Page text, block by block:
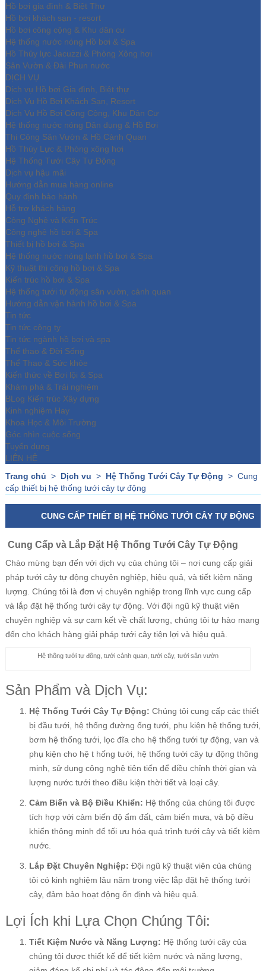
Hồ bơi gia đình & Biệt Thự
Hồ bơi khách sạn - resort
Hồ bơi công cộng & Khu dân cư
Hệ thống nước nóng Hồ bơi & Spa
Hồ Thủy lực Jacuzzi & Phòng Xông hơi
Sân Vườn & Đài Phun nước
DỊCH VỤ
Dịch vụ Hồ bơi Gia đình, Biệt thự
Dịch Vụ Hồ Bơi Khách Sạn, Resort
Dịch Vụ Hồ Bơi Công Cộng, Khu Dân Cư
Hệ thống nước nóng Dân dụng & Hồ Bơi
Thi Công Sân Vườn & Hồ Cảnh Quan
Hồ Thủy Lực & Phòng xông hơi
Hệ Thống Tưới Cây Tự Động
Dịch vụ hậu mãi
Hướng dẫn mua hàng online
Quy định bảo hành
Hỗ trợ khách hàng
Công Nghệ và Kiến Trúc
Công nghệ hồ bơi & Spa
Thiết bị hồ bơi & Spa
Hệ thống nước nóng lạnh hồ bơi & Spa
Kỹ thuật thi công hồ bơi & Spa
Kiến trúc hồ bơi & Spa
Hệ thống tưới tự động sân vườn, cảnh quan
Hướng dẫn vận hành hồ bơi & Spa
Tin tức
Tin tức công ty
Tin tức ngành hồ bơi và spa
Thể thao & Đời Sống
Thể Thao & Sức khỏe
Kiến thức về Bơi lội & Spa
Khám phá & Trải nghiệm
BLog Kiến trúc Xây dựng
Kinh nghiệm Hay
Khoa Học & Môi Trường
Góc nhìn cuộc sống
Tuyển dụng
LIÊN HỆ
Trang chủ > Dịch vu > Hệ Thống Tưới Cây Tự Động > Cung
cấp thiết bị hệ thống tưới cây tự động
CUNG CẤP THIẾT BỊ HỆ THỐNG TƯỚI CÂY TỰ ĐỘNG
Cung Cấp và Lắp Đặt Hệ Thống Tưới Cây Tự Động
Chào mừng bạn đến với dịch vụ của chúng tôi – nơi cung cấp giải
pháp tưới cây tự động chuyên nghiệp, hiệu quả, và tiết kiệm năng
lượng. Chúng tôi là đơn vị chuyên nghiệp trong lĩnh vực cung cấp
và lắp đặt hệ thống tưới cây tự động. Với đội ngũ kỹ thuật viên
chuyên nghiệp và sự cam kết về chất lượng, chúng tôi tự hào mang
đến cho khách hàng giải pháp tưới cây tiện lợi và hiệu quả.
Hệ thông tưới tự đông, tưới cảnh quan, tưới cây, tưới sân vườn
Sản Phẩm và Dịch Vụ:
Hệ Thống Tưới Cây Tự Động: Chúng tôi cung cấp các thiết
bị đầu tưới, hệ thống đường ống tưới, phụ kiện hệ thống tưới,
bơm hệ thống tưới, lọc đĩa cho hệ thống tưới tự động, van và
phụ kiện cho hệ t hống tưới, hệ thống tưới cây tự động thông
minh, sử dụng công nghệ tiên tiến để điều chỉnh thời gian và
lượng nước tưới theo điều kiện thời tiết và loại cây.
Cảm Biến và Bộ Điều Khiển: Hệ thống của chúng tôi được
tích hợp với cảm biến độ ẩm đất, cảm biến mưa, và bộ điều
khiển thông minh để tối ưu hóa quá trình tưới cây và tiết kiệm
nước.
Lắp Đặt Chuyên Nghiệp: Đội ngũ kỹ thuật viên của chúng
tôi có kinh nghiệm lâu năm trong việc lắp đặt hệ thống tưới
cây, đảm bảo hoạt động ổn định và hiệu quả.
Lợi Ích khi Lựa Chọn Chúng Tôi:
Tiết Kiệm Nước và Năng Lượng: Hệ thống tưới cây của
chúng tôi được thiết kế để tiết kiệm nước và năng lượng,